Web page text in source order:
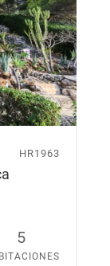
HR1963
5